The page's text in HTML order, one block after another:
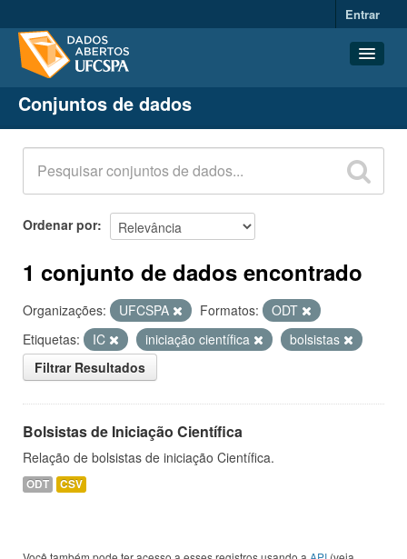
Entrar
Conjuntos de dados
Organizações
Grupos
Sobre
Conjuntos de dados
Ordenar por
1 conjunto de dados encontrado
Organizações: UFCSPA Formatos:
ODT
Etiquetas:
IC iniciação científica
bolsistas
Filtrar Resultados
Bolsistas de Iniciação Científica
Relação de bolsistas de iniciação Científica.
ODT CSV